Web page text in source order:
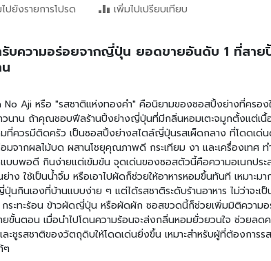
ปยังรายการโปรด เพิ่มไปเปรียบเทียบ
บความอร่อยจากญี่ปุ่น ยอดขายอันดับ 1 ที่สา
No Aji หรือ "รสชาติแห่งทองคำ" คือนิยามของซอสปิ้งย่างที่ครอ
วนาน ถ้าคุณชอบฟีลร้านปิ้งย่างญี่ปุ่นที่มีกลิ่นหอมเตะจมูกตั้งแต่เนื้
มที่ควรมีติดครัว เป็นซอสปิ้งย่างสไตล์ญี่ปุ่นรสเผ็ดกลาง ที่โดดเด่
มจากผลไม้บด ผสานโชยุคุณภาพดี กระเทียม งา และเครื่องเทศ ท
แบบพอดี กินง่ายแต่เข้มข้น จุดเด่นของซอสตัวนี้คือความอเนกปร
าง ใช้เป็นน้ำจิ้ม หรือเอาไปผัดก็ช่วยให้อาหารหอมขึ้นทันที เหมาะม
นกินเองที่บ้านแบบง่าย ๆ แต่ได้รสชาติระดับร้านอาหาร ไม่ว่าจะเ
ระทะร้อน ข้าวผัดญี่ปุ่น หรือผัดผัก ซอสขวดนี้ก็ช่วยเพิ่มมิติความ
ยขั้นตอน เมื่อนำไปโดนความร้อนจะส่งกลิ่นหอมยั่วยวนใจ ช่วยลด
ละชูรสชาติของวัตถุดิบให้โดดเด่นยิ่งขึ้น เหมาะสำหรับผู้ที่ต้องการ
ๆ